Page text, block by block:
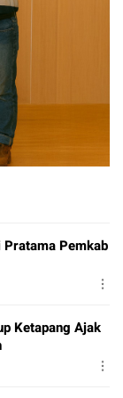
Pemkab
Ketapang Ajak